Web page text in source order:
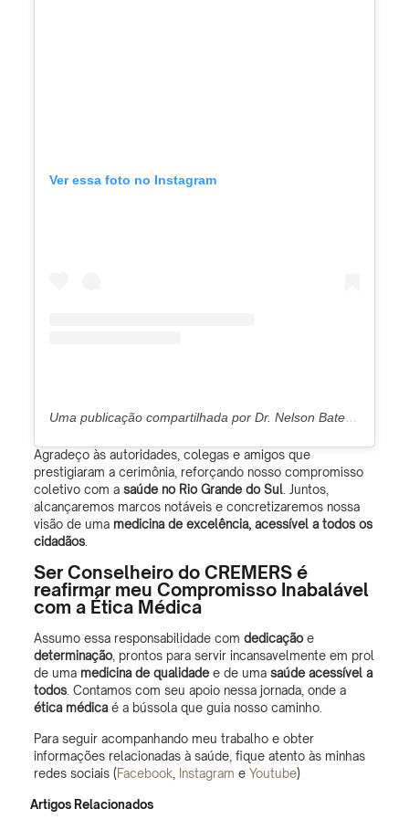
Ver essa foto no Instagram
Uma publicação compartilhada por Dr. Nelson Batezini Urologista (@bateziniuro)
Agradeço às autoridades, colegas e amigos que
prestigiaram a cerimônia, reforçando nosso compromisso
coletivo com a saúde no Rio Grande do Sul. Juntos,
alcançaremos marcos notáveis e concretizaremos nossa
visão de uma medicina de excelência, acessível a todos os
cidadãos.
Ser Conselheiro do CREMERSé
reafirmar meu Compromisso Inabalável
com a Ética Médica
Assumo essa responsabilidade com dedicaçãoe
determinação, prontos para servir incansavelmente em prol
de uma medicina de qualidadee de uma saúde acessível a
todos. Contamos com seu apoio nessa jornada, onde a
ética médicaé a bússola que guia nosso caminho.
Para seguir acompanhando meu trabalho e obter
informações relacionadas à saúde, fique atento às minhas
redes sociais (Facebook, Instagram e Youtube)
Artigos Relacionados